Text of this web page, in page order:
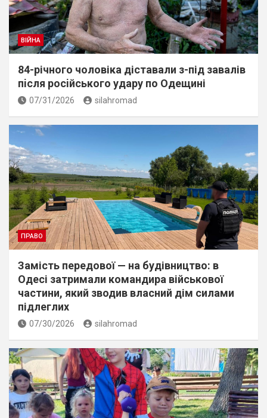
ВІЙНА
84-річного чоловіка діставали з-під завалів
пiсля росiйського удару по Одещині
07/31/2026 silahromad
ПРАВО
Замість передової — на будівництво: в
Одесі затримали командира військової
частини, який зводив власний дім силами
підлеглих
07/30/2026 silahromad